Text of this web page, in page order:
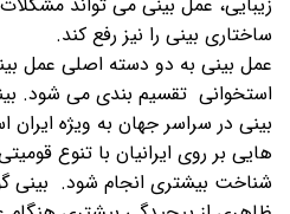
ساختاری بینی را نیز رفع کند.
عمل بینی به دو دسته اصلی عمل
استخوانی تقسیم‌ بندی می‌ شود.
بینی در سراسر جهان به ویژه
هایی بر روی ایرانیان با تنوع
شناخت بیشتری انجام شود. بینی